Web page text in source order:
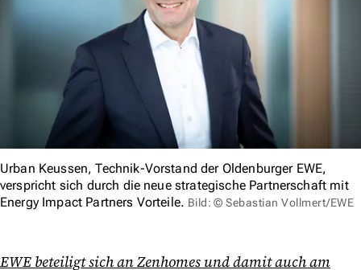
Urban Keussen, Technik-Vorstand der Oldenburger EWE,
verspricht sich durch die neue strategische Partnerschaft mit
Energy Impact Partners Vorteile. Bild: © Sebastian Vollmert/EWE
EWE beteiligt sich an Zenhomes und damit auch am